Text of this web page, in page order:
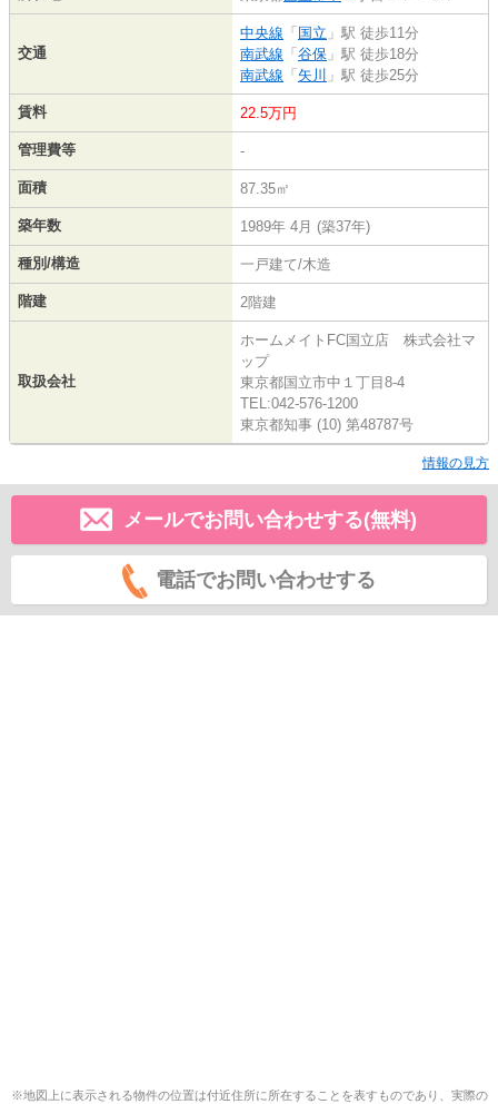
交通
中央線 「 国立 」駅 徒歩11分
南武線 「 谷保 」駅 徒歩18分
南武線 「 矢川 」駅 徒歩25分
賃料 22.5万円
管理費等 -
面積 87.35㎡
築年数 1989年 4月 (築37年)
種別/構造 一戸建て/木造
階建 2階建
取扱会社
ホームメイトFC国立店 株式会社マ
ップ
東京都国立市中１丁目8-4
TEL:042-576-1200
東京都知事 (10) 第48787号
情報の見方
メールでお問い合わせする(無料)
電話でお問い合わせする
※地図上に表示される物件の位置は付近住所に所在することを表すものであり、実際の